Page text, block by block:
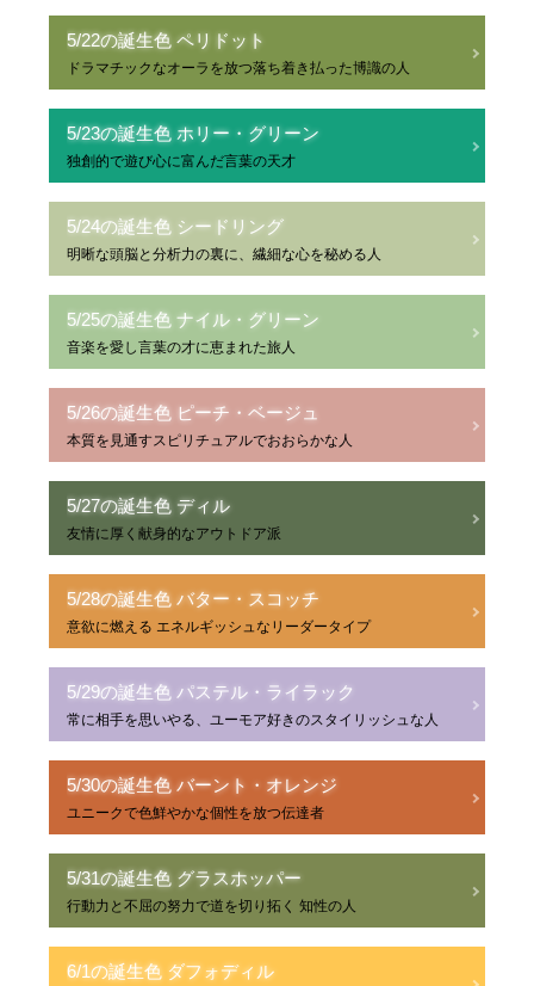
5/22の誕生色 ペリドット
ドラマチックなオーラを放つ落ち着き払った博識の人
5/23の誕生色 ホリー・グリーン
独創的で遊び心に富んだ言葉の天才
5/24の誕生色 シードリング
明晰な頭脳と分析力の裏に、繊細な心を秘める人
5/25の誕生色 ナイル・グリーン
音楽を愛し言葉の才に恵まれた旅人
5/26の誕生色 ピーチ・ベージュ
本質を見通すスピリチュアルでおおらかな人
5/27の誕生色 ディル
友情に厚く献身的なアウトドア派
5/28の誕生色 バター・スコッチ
意欲に燃える エネルギッシュなリーダータイプ
5/29の誕生色 パステル・ライラック
常に相手を思いやる、ユーモア好きのスタイリッシュな人
5/30の誕生色 バーント・オレンジ
ユニークで色鮮やかな個性を放つ伝達者
5/31の誕生色 グラスホッパー
行動力と不屈の努力で道を切り拓く 知性の人
6/1の誕生色 ダフォディル